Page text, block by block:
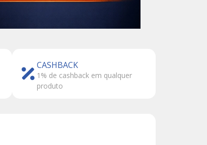
CASHBACK
1% de cashback em qualquer
produto